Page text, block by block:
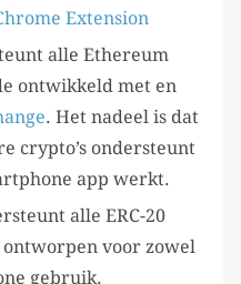
Extension
alle Ethereum
ontwikkeld met en
. Het nadeel is dat
crypto’s ondersteunt
app werkt.
alle ERC-20
voor zowel
gebruik.